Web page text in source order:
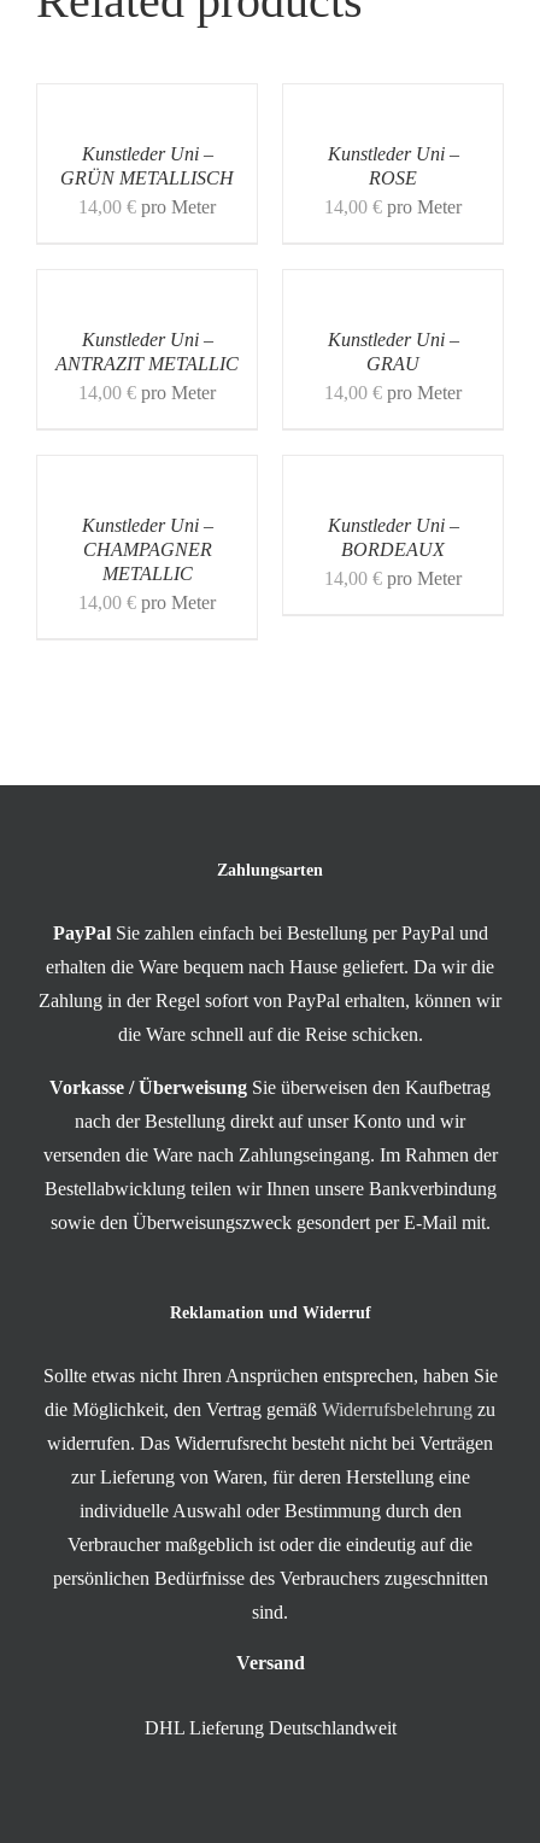
Kunstleder Uni –
GRÜN METALLISCH
14,00 € pro Meter
Kunstleder Uni –
ROSE
14,00 € pro Meter
Kunstleder Uni –
ANTRAZIT METALLIC
14,00 € pro Meter
Kunstleder Uni –
GRAU
14,00 € pro Meter
Kunstleder Uni –
CHAMPAGNER
METALLIC
14,00 € pro Meter
Kunstleder Uni –
BORDEAUX
14,00 € pro Meter
Zahlungsarten
PayPal Sie zahlen einfach bei Bestellung per PayPal und
erhalten die Ware bequem nach Hause geliefert. Da wir die
Zahlung in der Regel sofort von PayPal erhalten, können wir
die Ware schnell auf die Reise schicken.
Vorkasse / Überweisung Sie überweisen den Kaufbetrag
nach der Bestellung direkt auf unser Konto und wir
versenden die Ware nach Zahlungseingang. Im Rahmen der
Bestellabwicklung teilen wir Ihnen unsere Bankverbindung
sowie den Überweisungszweck gesondert per E-Mail mit.
Reklamation und Widerruf
Sollte etwas nicht Ihren Ansprüchen entsprechen, haben Sie
die Möglichkeit, den Vertrag gemäß Widerrufsbelehrung zu
widerrufen. Das Widerrufsrecht besteht nicht bei Verträgen
zur Lieferung von Waren, für deren Herstellung eine
individuelle Auswahl oder Bestimmung durch den
Verbraucher maßgeblich ist oder die eindeutig auf die
persönlichen Bedürfnisse des Verbrauchers zugeschnitten
sind.
Versand
DHL Lieferung Deutschlandweit